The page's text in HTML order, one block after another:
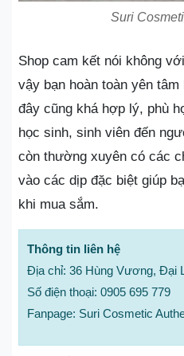
Suri
Shop cam kết nói không
vậy bạn hoàn toàn yên
đây cũng khá hợp lý, phù
học sinh, sinh viên đến
còn thường xuyên có các
vào các dịp đặc biệt giúp
khi mua sắm.
Thông tin liên hệ
Địa chỉ: 36 Hùng Vương, Đại
Số điện thoại: 0905 695 779
Fanpage: Suri Cosmetic